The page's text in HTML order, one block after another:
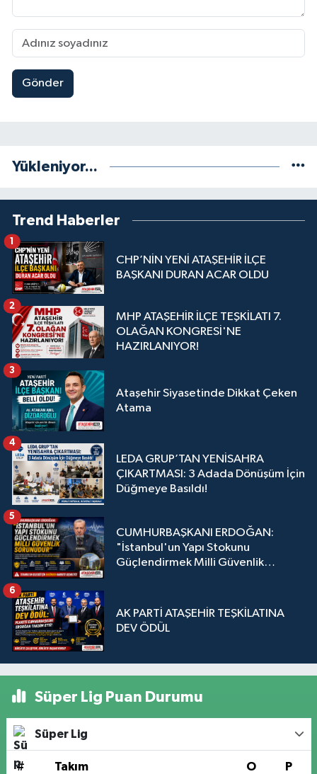
Gönder
Yükleniyor...
Trend Haberler
CHP’NİN YENİ ATAŞEHİR İLÇE
BAŞKANI DURAN ACAR OLDU
1
MHP ATAŞEHİR İLÇE TEŞKİLATI 7.
OLAĞAN KONGRESİ'NE
HAZIRLANIYOR!
2
Ataşehir Siyasetinde Dikkat Çeken
Atama
3
LEDA GRUP’TAN YENİSAHRA
ÇIKARTMASI: 3 Adada Dönüşüm İçin
Düğmeye Basıldı!
4
CUMHURBAŞKANI ERDOĞAN:
"İstanbul'un Yapı Stokunu
Güçlendirmek Milli Güvenlik
5
AK PARTİ ATAŞEHİR TEŞKİLATINA
DEV ÖDÜL
6
Süper Lig Puan Durumu
Süper Lig
# Takım O P